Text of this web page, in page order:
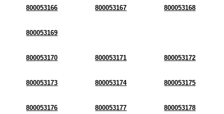
800053166 800053167 800053168
800053169
800053170 800053171 800053172
800053173 800053174 800053175
800053176 800053177 800053178